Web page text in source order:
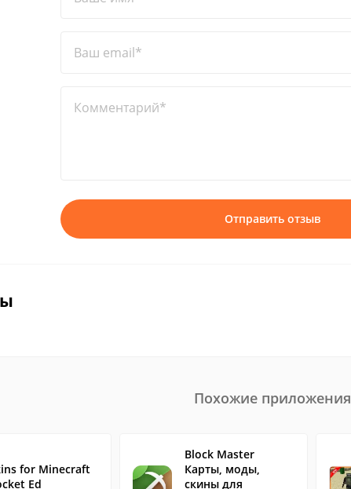
Ваш email*
Комментарий*
Отправить отзыв
Похожие приложения
for Minecraft
Ed
Block Master
Карты, моды,
скины для